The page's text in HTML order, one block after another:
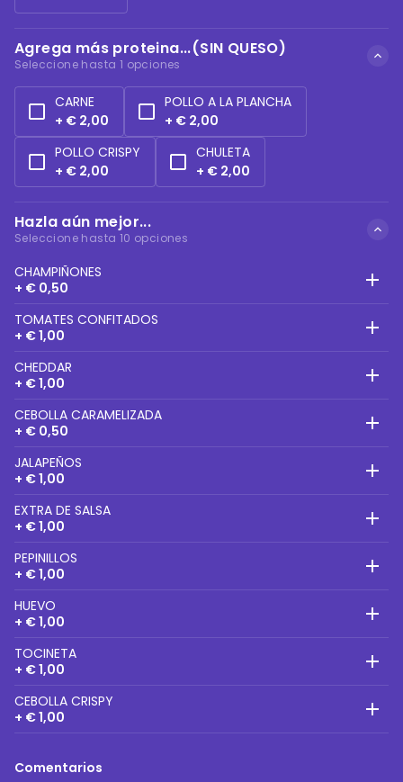
Agrega más proteina...(SIN QUESO)
Seleccione hasta 1 opciones
CARNE
+ € 2,00
POLLO A LA PLANCHA
+ € 2,00
POLLO CRISPY
+ € 2,00
CHULETA
+ € 2,00
Hazla aún mejor...
Seleccione hasta 10 opciones
CHAMPIÑONES
+ € 0,50
TOMATES CONFITADOS
+ € 1,00
CHEDDAR
+ € 1,00
CEBOLLA CARAMELIZADA
+ € 0,50
JALAPEÑOS
+ € 1,00
EXTRA DE SALSA
+ € 1,00
PEPINILLOS
+ € 1,00
HUEVO
+ € 1,00
TOCINETA
+ € 1,00
CEBOLLA CRISPY
+ € 1,00
Comentarios